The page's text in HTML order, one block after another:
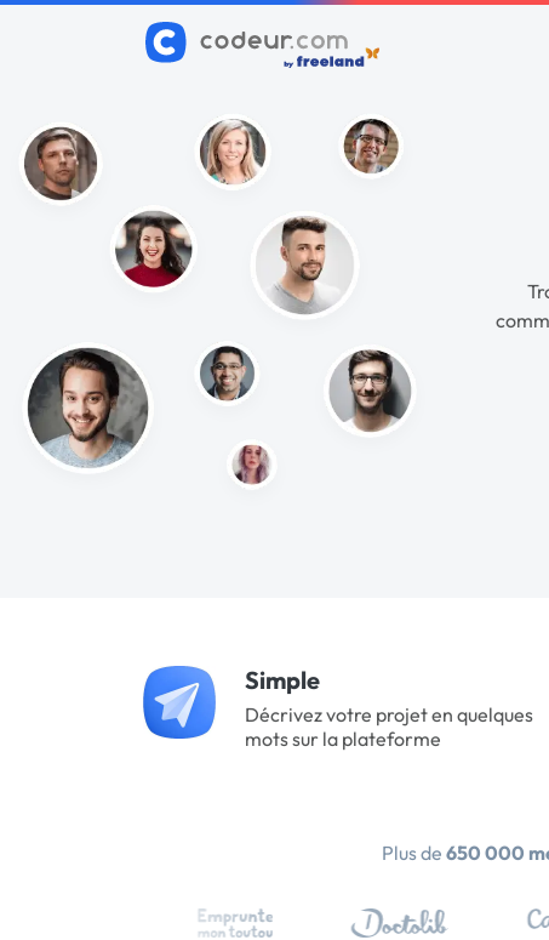
Simple
Décrivez votre projet en quelques
mots sur la plateforme
Plus de 650 000